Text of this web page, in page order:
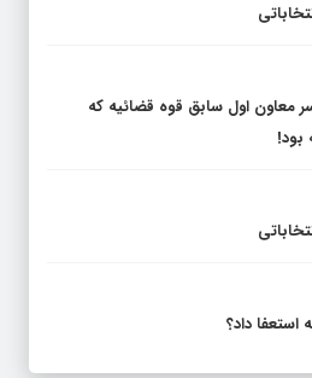
معاون اول سابق قوه قضائیه که
بود!
استعفا داد؟